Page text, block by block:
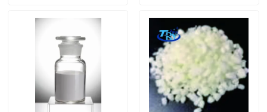
Öl-und Gas-Produktions-Chemikalien
Kationisches Tensid
Nichtionogenes Tensid